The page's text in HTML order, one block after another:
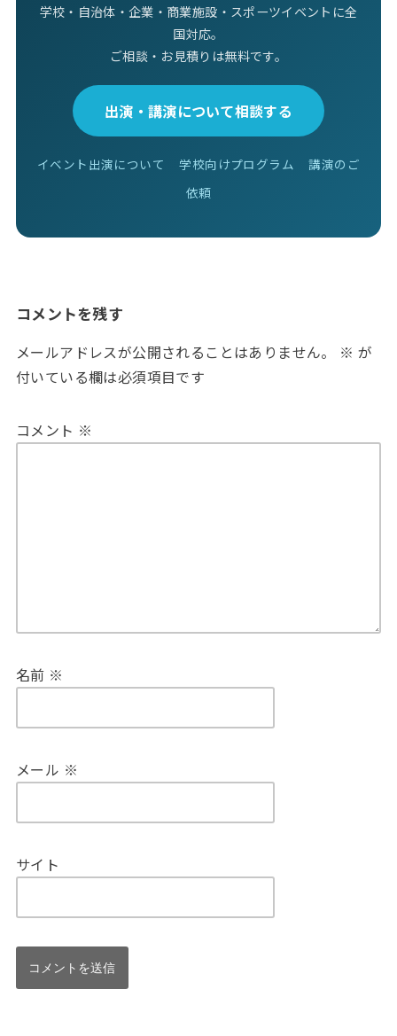
学校・自治体・企業・商業施設・スポーツイベントに全
国対応。
ご相談・お見積りは無料です。
出演・講演について相談する
イベント出演について 学校向けプログラム
講演のご
依頼
コメントを残す
メールアドレスが公開されることはありません。 ※ が
付いている欄は必須項目です
コメント ※
名前 ※
メール ※
サイト